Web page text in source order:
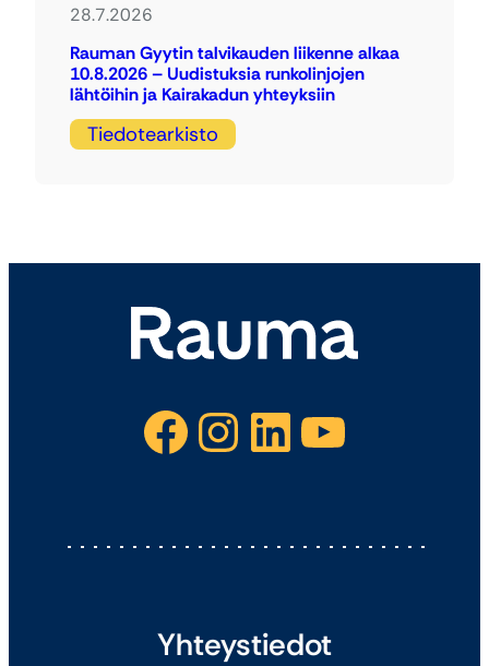
28.7.2026
Rauman Gyytin talvikauden liikenne alkaa
10.8.2026 – Uudistuksia runkolinjojen
lähtöihin ja Kairakadun yhteyksiin
Tiedotearkisto
Facebook Instagram LinkedIn YouTube
Yhteystiedot